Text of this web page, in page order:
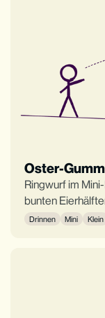
Oster-
Ringwurf im
bunten
Drinnen Mini Klein